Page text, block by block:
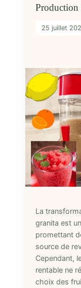
Production
25 juillet
La
granita est
promettant
source de
Cependant,
rentable ne
choix des